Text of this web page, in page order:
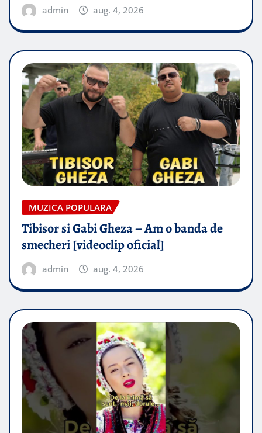
admin aug. 4, 2026
MUZICA POPULARA
Tibisor si Gabi Gheza – Am o banda de
smecheri [videoclip oficial]
admin aug. 4, 2026